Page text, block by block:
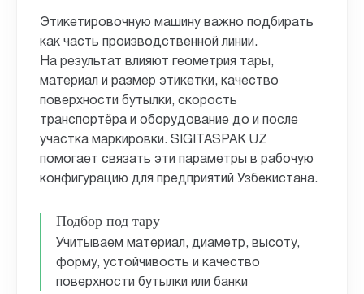
Этикетировочную машину важно подбирать
как часть производственной линии.
На результат влияют геометрия тары,
материал и размер этикетки, качество
поверхности бутылки, скорость
транспортёра и оборудование до и после
участка маркировки. SIGITASPAK UZ
помогает связать эти параметры в рабочую
конфигурацию для предприятий Узбекистана.
Подбор под тару
Учитываем материал, диаметр, высоту,
форму, устойчивость и качество
поверхности бутылки или банки